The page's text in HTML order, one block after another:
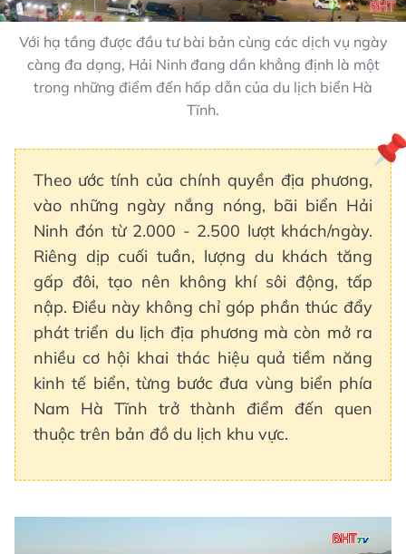
Với hạ tầng được đầu tư bài bản cùng các dịch vụ ngày
càng đa dạng, Hải Ninh đang dần khẳng định là một
trong những điểm đến hấp dẫn của du lịch biển Hà
Tĩnh.
Theo ước tính của chính quyền địa phương,
vào những ngày nắng nóng, bãi biển Hải
Ninh đón từ 2.000 - 2.500 lượt khách/ngày.
Riêng dịp cuối tuần, lượng du khách tăng
gấp đôi, tạo nên không khí sôi động, tấp
nập. Điều này không chỉ góp phần thúc đẩy
phát triển du lịch địa phương mà còn mở ra
nhiều cơ hội khai thác hiệu quả tiềm năng
kinh tế biển, từng bước đưa vùng biển phía
Nam Hà Tĩnh trở thành điểm đến quen
thuộc trên bản đồ du lịch khu vực.